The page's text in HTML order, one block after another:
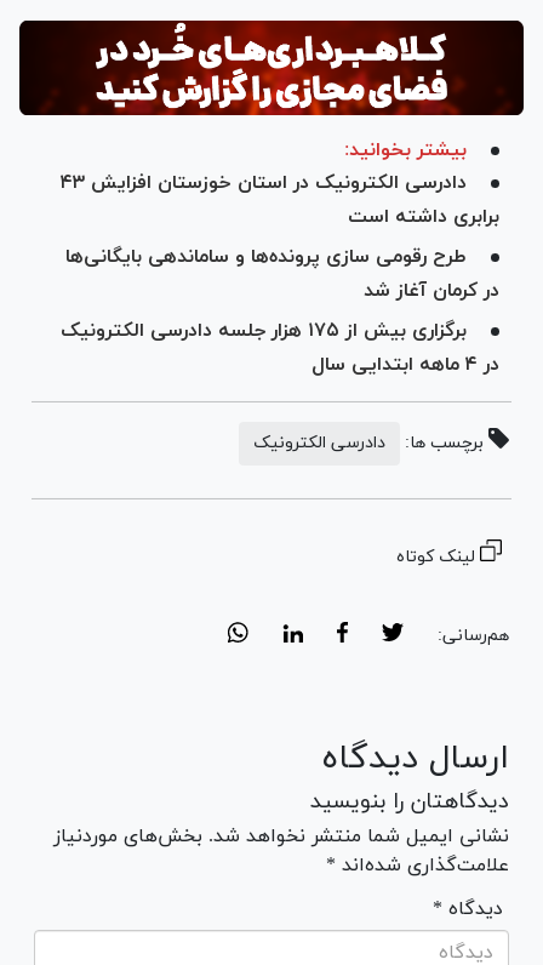
بیشتر بخوانید:
دادرسی الکترونیک در استان خوزستان افزایش ۴۳
برابری داشته است
طرح رقومی سازی پرونده‌ها و ساماندهی بایگانی‌ها
در کرمان آغاز شد
برگزاری بیش از ۱۷۵ هزار جلسه دادرسی الکترونیک
در ۴ ماهه ابتدایی سال
برچسب ها: دادرسی الکترونیک
لینک کوتاه
هم‌رسانی:
ارسال دیدگاه
دیدگاهتان را بنویسید
نشانی ایمیل شما منتشر نخواهد شد. بخش‌های موردنیاز
علامت‌گذاری شده‌اند *
* دیدگاه